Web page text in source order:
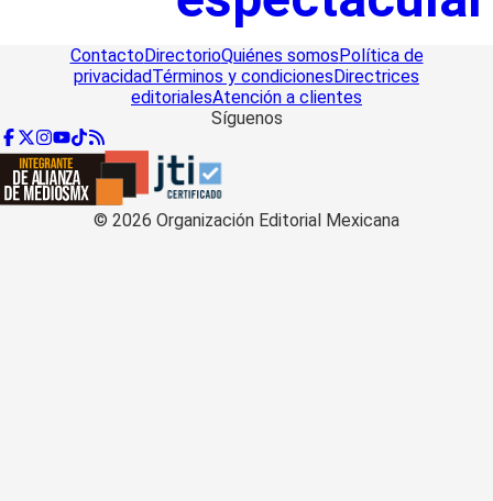
ContactoDirectorioQuiénes somosPolítica de
privacidadTérminos y condicionesDirectrices
editorialesAtención a clientes
Síguenos
© 2026 Organización Editorial Mexicana